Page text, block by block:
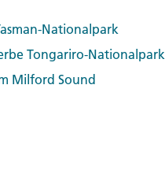
Nationalpark
Tongariro-Nationalpark
Milford Sound